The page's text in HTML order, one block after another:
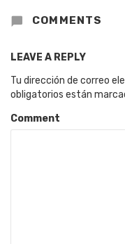
COMMENTS
LEAVE A REPLY
Tu dirección de correo
obligatorios están
Comment